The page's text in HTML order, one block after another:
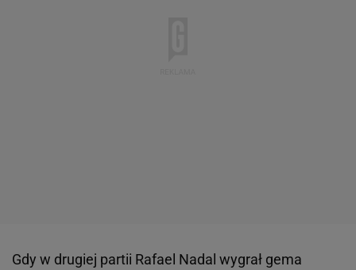
Gdy w drugiej partii Rafael Nadal wygrał gema